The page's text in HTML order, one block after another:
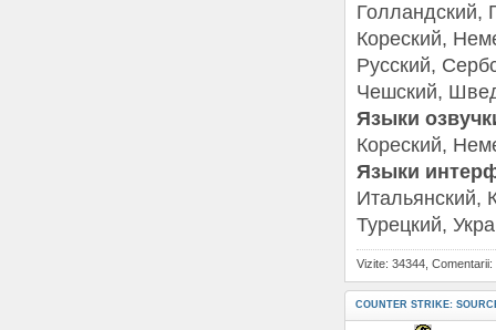
Голландский,
Кореский,
Русский,
Чешский,
Языки
Кореский,
Языки
Итальянский,
Турецкий,
Vizite: 34344, Comentarii:
COUNTER STRIKE: